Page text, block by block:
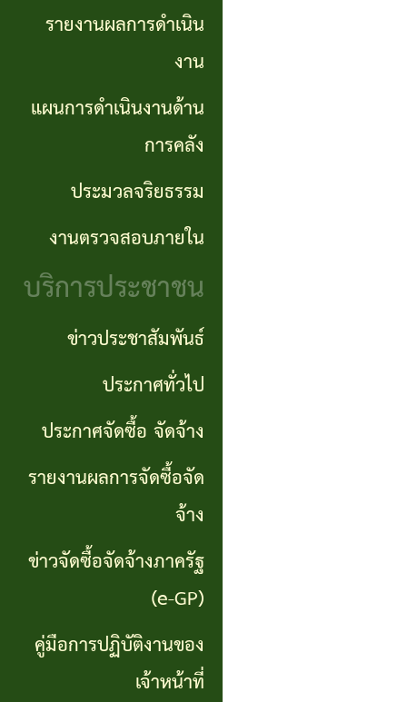
งาน
เจ้า
หน้าที่
การจัดการ
ความรู้
(Knowledge
KM)
การ
บริหาร
จัดการ
เสี่ยง
ท่อง
เที่ยว
งานด้าน
การคลัง
จริยธรรม
งาน
ตรวจ
สอบ
ภายใน
กำลัง
แผน
ส่วน
ตำบล
รายงานผลการดำเนิน
งาน
แผนการดำเนินงานด้าน
การคลัง
ประมวลจริยธรรม
งานตรวจสอบภายใน
บริการประชาชน
ข่าวประชาสัมพันธ์
ประกาศทั่วไป
ประกาศจัดซื้อ จัดจ้าง
รายงานผลการจัดซื้อจัด
จ้าง
ข่าวจัดซื้อจัดจ้างภาครัฐ
(e-GP)
คู่มือการปฏิบัติงานของ
เจ้าหน้าที่